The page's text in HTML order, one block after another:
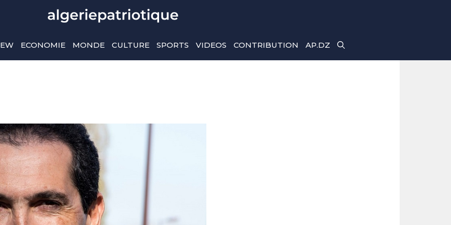
ECONOMIE MONDE CULTURE SPORTS VIDEOS CONTRIBUTION AP.DZ